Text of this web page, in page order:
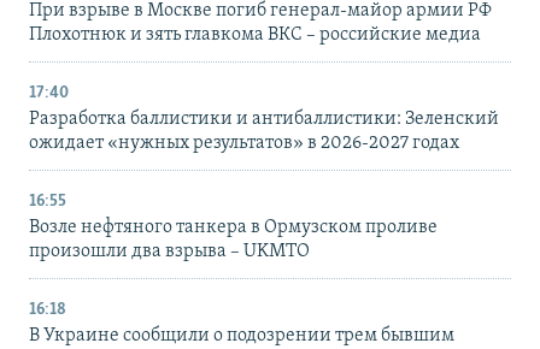
При взрыве в Москве погиб генерал-майор армии РФ
Плохотнюк и зять главкома ВКС – российские медиа
17:40
Разработка баллистики и антибаллистики: Зеленский
ожидает «нужных результатов» в 2026-2027 годах
16:55
Возле нефтяного танкера в Ормузском проливе
произошли два взрыва – UKMTO
16:18
В Украине сообщили о подозрении трем бывшим